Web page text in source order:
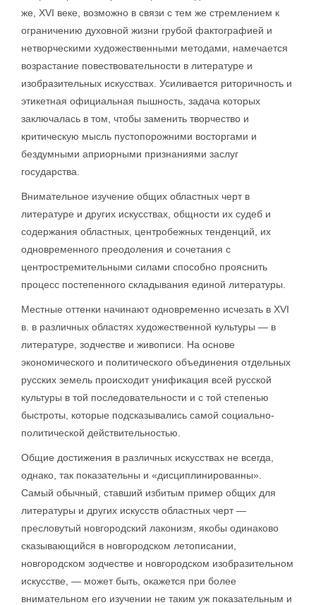
же, XVI веке, возможно в связи с тем же стремлением к
ограничению духовной жизни грубой фактографией и
нетворческими художественными методами, намечается
возрастание повествовательности в литературе и
изобразительных искусствах. Усиливается риторичность и
этикетная официальная пышность, задача которых
заключалась в том, чтобы заменить творчество и
критическую мысль пустопорожними восторгами и
бездумными априорными признаниями заслуг
государства.
Внимательное изучение общих областных черт в
литературе и других искусствах, общности их судеб и
содержания областных, центробежных тенденций, их
одновременного преодоления и сочетания с
центростремительными силами способно прояснить
процесс постепенного складывания единой литературы.
Местные оттенки начинают одновременно исчезать в XVI
в. в различных областях художественной культуры — в
литературе, зодчестве и живописи. На основе
экономического и политического объединения отдельных
русских земель происходит унификация всей русской
культуры в той последовательности и с той степенью
быстроты, которые подсказывались самой социально-
политической действительностью.
Общие достижения в различных искусствах не всегда,
однако, так показательны и «дисциплинированны».
Самый обычный, ставший избитым пример общих для
литературы и других искусств областных черт —
пресловутый новгородский лаконизм, якобы одинаково
сказывающийся в новгородском летописании,
новгородском зодчестве и новгородском изобразительном
искусстве, — может быть, окажется при более
внимательном его изучении не таким уж показательным и